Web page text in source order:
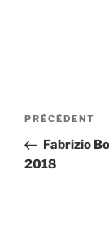
Navigation
l’article
Article
précédent
PRÉCÉDENT
Fabrizio
2018